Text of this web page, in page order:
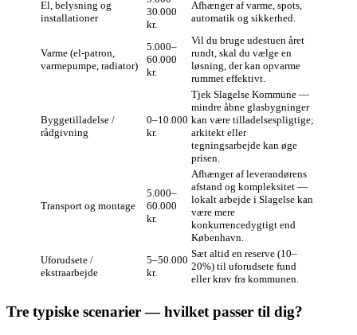
El, belysning og
installationer
30.000
kr.
Afhænger af varme, spots,
automatik og sikkerhed.
Varme (el‑patron,
varmepumpe, radiator)
5.000–
60.000
kr.
Vil du bruge udestuen året
rundt, skal du vælge en
løsning, der kan opvarme
rummet effektivt.
Byggetilladelse /
rådgivning
0–10.000
kr.
Tjek Slagelse Kommune —
mindre åbne glasbygninger
kan være tilladelsespligtige;
arkitekt eller
tegningsarbejde kan øge
prisen.
Transport og montage
5.000–
60.000
kr.
Afhænger af leverandørens
afstand og kompleksitet —
lokalt arbejde i Slagelse kan
være mere
konkurrencedygtigt end
København.
Uforudsete /
ekstraarbejde
5–50.000
kr.
Sæt altid en reserve (10–
20%) til uforudsete fund
eller krav fra kommunen.
Tre typiske scenarier — hvilket passer til dig?